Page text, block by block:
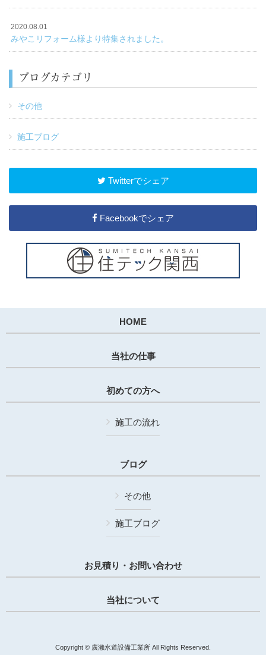
2020.08.01
みやこリフォーム様より特集されました。
ブログカテゴリ
その他
施工ブログ
Twitterでシェア
Facebookでシェア
HOME
当社の仕事
初めての方へ
施工の流れ
ブログ
その他
施工ブログ
お見積り・お問い合わせ
当社について
Copyright © 廣瀨水道設備工業所 All Rights Reserved.